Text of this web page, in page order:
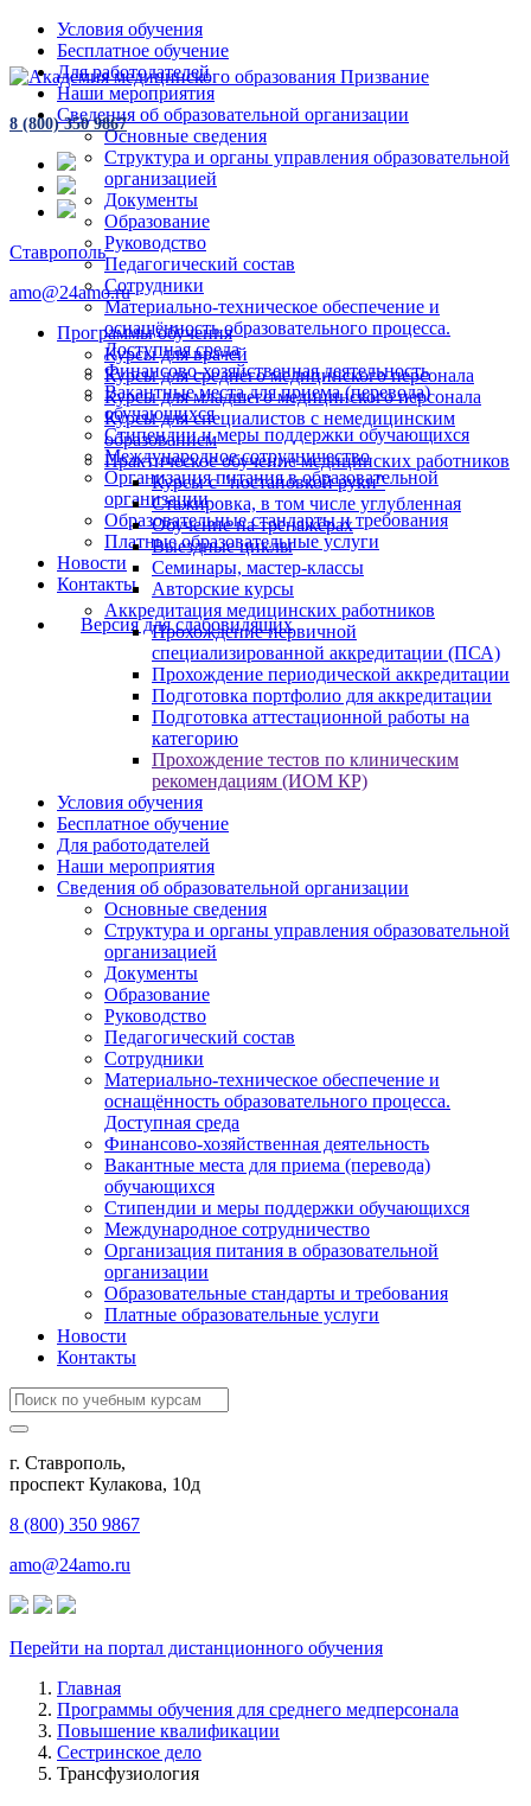
Условия обучения
Бесплатное обучение
Для работодателей
Наши мероприятия
Сведения об образовательной организации
Основные сведения
Структура и органы управления образовательной
организацией
Документы
Образование
Руководство
Педагогический состав
Сотрудники
Материально-техническое обеспечение и
оснащённость образовательного процесса.
Доступная среда
Финансово-хозяйственная деятельность
Вакантные места для приема (перевода)
обучающихся
Стипендии и меры поддержки обучающихся
Международное сотрудничество
Организация питания в образовательной
организации
Образовательные стандарты и требования
Платные образовательные услуги
Новости
Контакты
Версия для слабовидящих
8 (800) 350 9867
Ставрополь
amo@24amo.ru
Программы обучения
Курсы для врачей
Курсы для среднего медицинского персонала
Курсы для младшего медицинского персонала
Курсы для специалистов с немедицинским
образованием
Практическое обучение медицинских работников
Курсы с "постановкой руки"
Стажировка, в том числе углубленная
Обучение на тренажёрах
Выездные циклы
Семинары, мастер-классы
Авторские курсы
Аккредитация медицинских работников
Прохождение первичной
специализированной аккредитации (ПСА)
Прохождение периодической аккредитации
Подготовка портфолио для аккредитации
Подготовка аттестационной работы на
категорию
Прохождение тестов по клиническим
рекомендациям (ИОМ КР)
Условия обучения
Бесплатное обучение
Для работодателей
Наши мероприятия
Сведения об образовательной организации
Основные сведения
Структура и органы управления образовательной
организацией
Документы
Образование
Руководство
Педагогический состав
Сотрудники
Материально-техническое обеспечение и
оснащённость образовательного процесса.
Доступная среда
Финансово-хозяйственная деятельность
Вакантные места для приема (перевода)
обучающихся
Стипендии и меры поддержки обучающихся
Международное сотрудничество
Организация питания в образовательной
организации
Образовательные стандарты и требования
Платные образовательные услуги
Новости
Контакты
г. Ставрополь,
проспект Кулакова, 10д
8 (800) 350 9867
amo@24amo.ru
Перейти на портал дистанционного обучения
Главная
Программы обучения для среднего медперсонала
Повышение квалификации
Сестринское дело
Трансфузиология